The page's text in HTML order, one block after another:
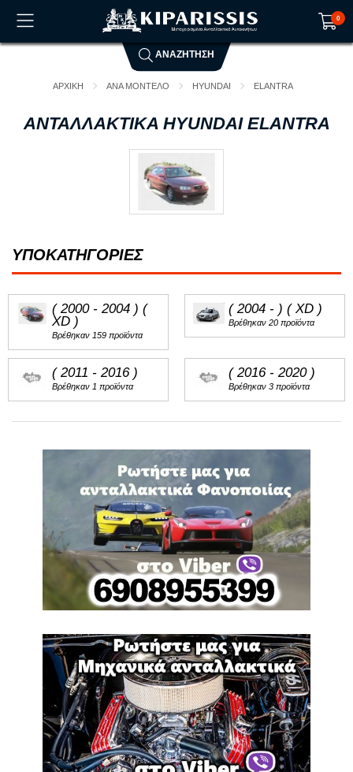
0
Το καλάθι αγορών είναι άδειο!
ΑΝΑΖΗΤΗΣΗ
ΑΡΧΙΚΗ ΑΝΑ ΜΟΝΤΕΛΟ HYUNDAI ELANTRA
ΑΝΤΑΛΛΑΚΤΙΚΑ HYUNDAI ELANTRA
ΥΠΟΚΑΤΗΓΟΡΙΕΣ
( 2000 - 2004 ) (
XD )
Βρέθηκαν 159 προϊόντα
( 2004 - ) ( XD )
Βρέθηκαν 20 προϊόντα
( 2011 - 2016 )
Βρέθηκαν 1 προϊόντα
( 2016 - 2020 )
Βρέθηκαν 3 προϊόντα